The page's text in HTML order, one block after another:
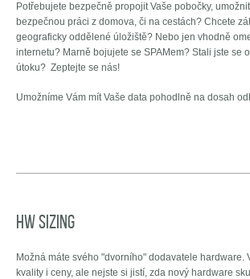
Potřebujete bezpečně propojit Vaše pobočky,
bezpečnou práci z domova, či na cestách? Chcete
geograficky oddělené úložiště? Nebo jen vhodně
internetu? Marně bojujete se SPAMem? Stali jste se
útoku? Zeptejte se nás!
Umožníme Vám mít Vaše data pohodlně na dosah
HW sizing
Možná máte svého "dvorního" dodavatele hardware.
kvality i ceny, ale nejste si jistí, zda nový hardware